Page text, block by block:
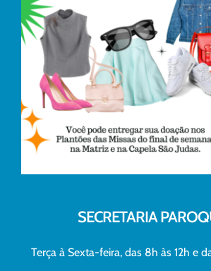
SECRETARIA
Terça à Sexta-feira, das 8h às 12h e